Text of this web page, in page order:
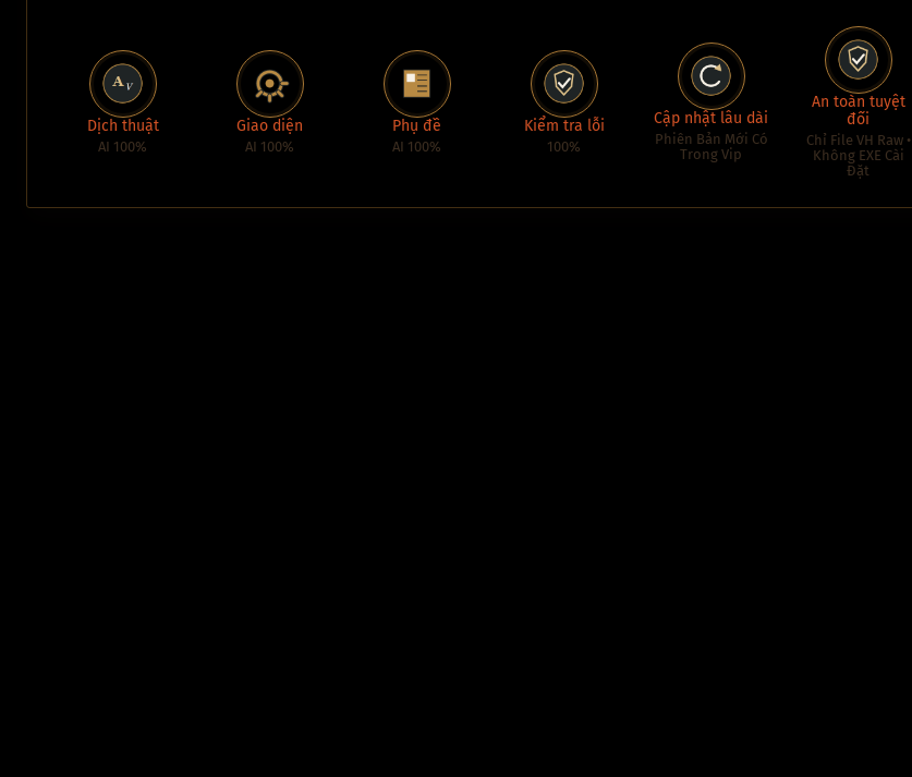
Dịch thuật
AI 100%
Giao diện
AI 100%
Phụ đề
AI 100%
Kiểm tra lỗi
100%
Cập nhật lâu dài
Phiên Bản Mới Có
Trong Vip
An toàn tuyệt
đối
Chỉ File VH Raw •
Không EXE Cài
Đặt